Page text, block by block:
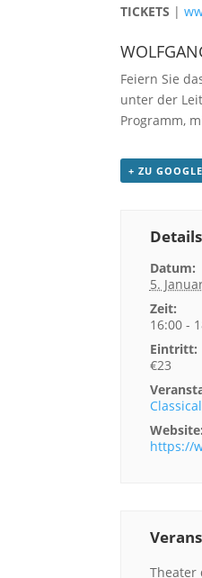
TICKETS |
Feiern Sie
unter der
Programm,
+ ZU
Details
Datum:
5.
Zeit:
16:00 -
Eintritt:
€23
Website:
https://
Theater